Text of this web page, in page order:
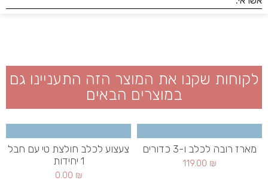
לקוחות שקנו את המוצר הזה התעניינו גם
במוצרים הבאים
מארז רובה לכלב ו-3 כדורים
119.00 ₪
צעצוע לכלב חולצת טי עם חבל
1 יחידות
0.00 ₪